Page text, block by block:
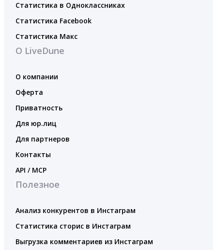
Статистика в Одноклассниках
Статистика Facebook
Статистика Макс
О LiveDune
О компании
Оферта
Приватность
Для юр.лиц
Для партнеров
Контакты
API / MCP
Полезное
Анализ конкурентов в Инстаграм
Статистика сторис в Инстаграм
Выгрузка комментариев из Инстаграм